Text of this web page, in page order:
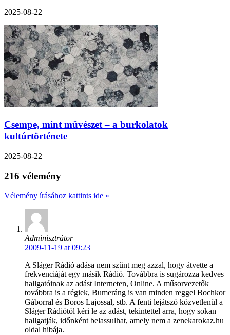
2025-08-22
Csempe, mint művészet – a burkolatok
kultúrtörténete
2025-08-22
216 vélemény
Vélemény írásához kattints ide »
Adminisztrátor
2009-11-19 at 09:23
A Sláger Rádió adása nem szűnt meg azzal, hogy átvette a
frekvenciáját egy másik Rádió. Továbbra is sugározza kedves
hallgatóinak az adást Interneten, Online. A műsorvezetők
továbbra is a régiek, Bumeráng is van minden reggel Bochkor
Gáborral és Boros Lajossal, stb. A fenti lejátszó közvetlenül a
Sláger Rádiótól kéri le az adást, tekintettel arra, hogy sokan
hallgatják, időnként belassulhat, amely nem a zenekarokaz.hu
oldal hibája.